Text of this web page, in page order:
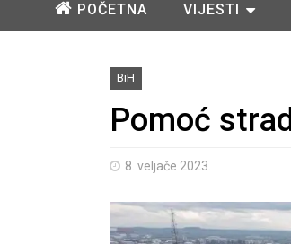
POČETNA VIJESTI
BiH
Pomoć
8. veljače 2023.